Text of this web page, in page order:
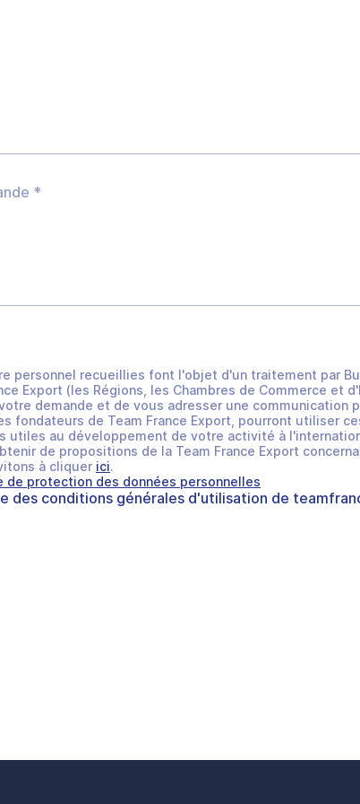
personnel recueillies font l'objet d'un traitement par
Export (les Régions, les Chambres de Commerce et
demande et de vous adresser une communication
fondateurs de Team France Export, pourront utiliser
utiles au développement de votre activité à
de propositions de la Team France Export
à cliquer ici.
de protection des données personnelles
des conditions générales d'utilisation de